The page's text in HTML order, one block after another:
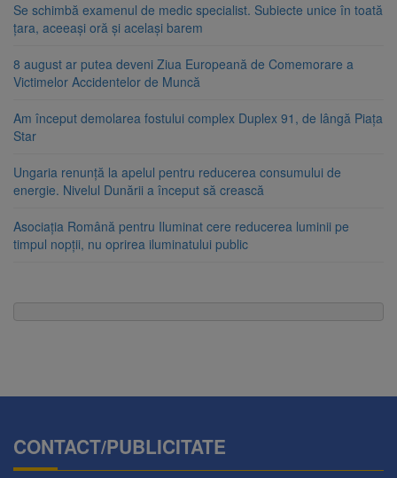
Se schimbă examenul de medic specialist. Subiecte unice în toată
țara, aceeași oră și același barem
8 august ar putea deveni Ziua Europeană de Comemorare a
Victimelor Accidentelor de Muncă
Am început demolarea fostului complex Duplex 91, de lângă Piața
Star
Ungaria renunță la apelul pentru reducerea consumului de
energie. Nivelul Dunării a început să crească
Asociația Română pentru Iluminat cere reducerea luminii pe
timpul nopții, nu oprirea iluminatului public
CONTACT/PUBLICITATE